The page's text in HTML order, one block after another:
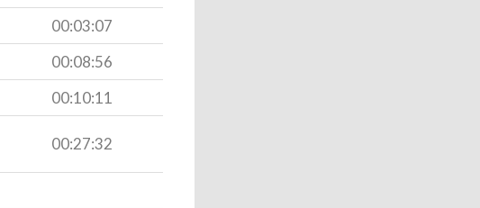
00:03:07
00:08:56
00:10:11
00:27:32